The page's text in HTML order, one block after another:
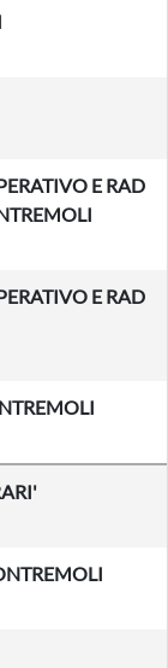
E RAD
E RAD